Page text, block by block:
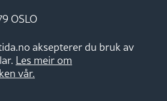
OSLO
aksepterer du bruk av
Les meir om
vår.